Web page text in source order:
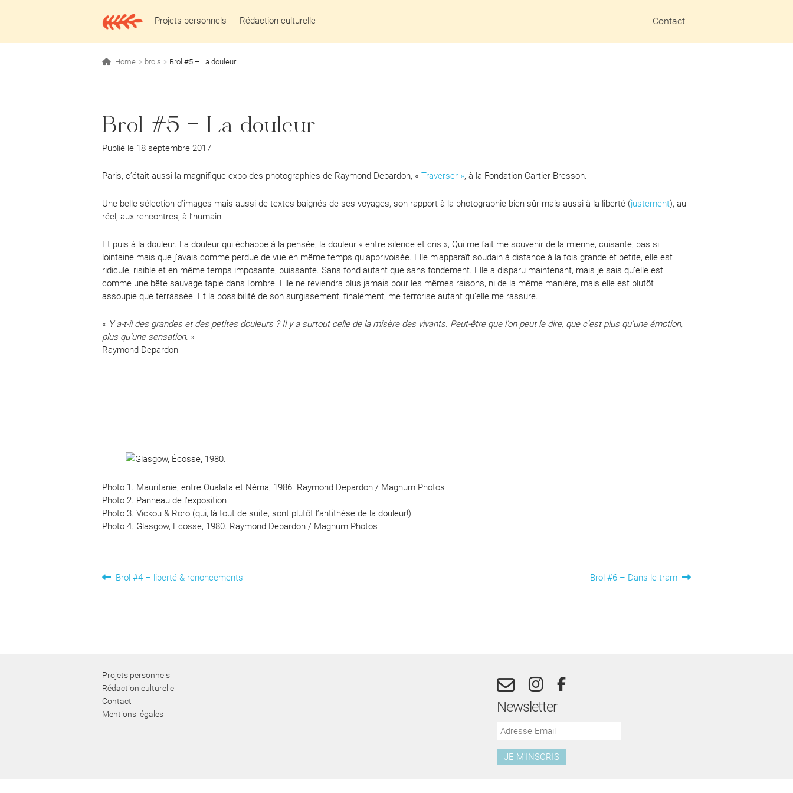
à
au
Projets personnels Rédaction culturelle Contact
Home brols Brol #5 – La douleur
Brol #5 – La douleur
Publié le 18 septembre 2017
Paris, c’était aussi la magnifique expo des photographies de Raymond Depardon, «Traverser », à la Fondation Cartier-Bresson.
Une belle sélection d’images mais aussi de textes baignés de ses voyages, son rapport à la photographie bien sûr mais aussi à la liberté (justement), au
réel, aux rencontres, à l’humain.
Et puis à la douleur. La douleur qui échappe à la pensée, la douleur « entre silence et cris », Qui me fait me souvenir de la mienne, cuisante, pas si
lointaine mais que j’avais comme perdue de vue en même temps qu’apprivoisée. Elle m’apparaît soudain à distance à la fois grande et petite, elle est
ridicule, risible et en même temps imposante, puissante. Sans fond autant que sans fondement. Elle a disparu maintenant, mais je sais qu’elle est
comme une bête sauvage tapie dans l’ombre. Elle ne reviendra plus jamais pour les mêmes raisons, ni de la même manière, mais elle est plutôt
assoupie que terrassée. Et la possibilité de son surgissement, finalement, me terrorise autant qu’elle me rassure.
« Y a-t-il des grandes et des petites douleurs ? Il y a surtout celle de la misère des vivants. Peut-être que l’on peut le dire, que c’est plus qu’une émotion,
plus qu’une sensation. »
Raymond Depardon
Photo 1. Mauritanie, entre Oualata et Néma, 1986. Raymond Depardon / Magnum Photos
Photo 2. Panneau de l’exposition
Photo 3. Vickou & Roro (qui, là tout de suite, sont plutôt l’antithèse de la douleur!)
Photo 4. Glasgow, Ecosse, 1980. Raymond Depardon / Magnum Photos
Navigation
Article
Brol #4 – liberté & renoncements
Article
Brol #6 – Dans le tram
Projets personnels
Rédaction culturelle
Contact
Mentions légales
Newsletter